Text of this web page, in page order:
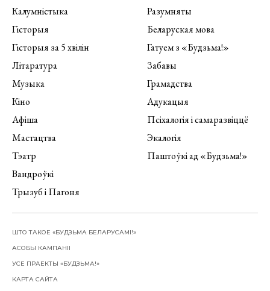
Калумністыка
Гісторыя
Гісторыя за 5 хвілін
Літаратура
Музыка
Кіно
Афіша
Мастацтва
Тэатр
Вандроўкі
Трызуб і Пагоня
Разумняты
Беларуская мова
Гатуем з «Будзьма!»
Забавы
Грамадства
Адукацыя
Псіхалогія і самаразвіццё
Экалогія
Паштоўкі ад «Будзьма!»
ШТО ТАКОЕ «БУДЗЬМА БЕЛАРУСАМІ!»
АСОБЫ КАМПАНІІ
УСЕ ПРАЕКТЫ «БУДЗЬМА!»
КАРТА САЙТА